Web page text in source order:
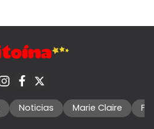
Noticias Marie Claire